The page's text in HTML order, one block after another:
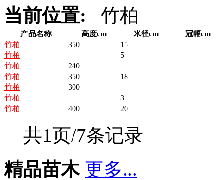
当前位置: 竹柏
产品名称 高度cm 米径cm
冠幅cm
竹柏
350
15
竹柏
5
竹柏
240
竹柏
350
18
竹柏
300
竹柏
3
竹柏
400 20
共1页/7条记录
精品苗木 更多...